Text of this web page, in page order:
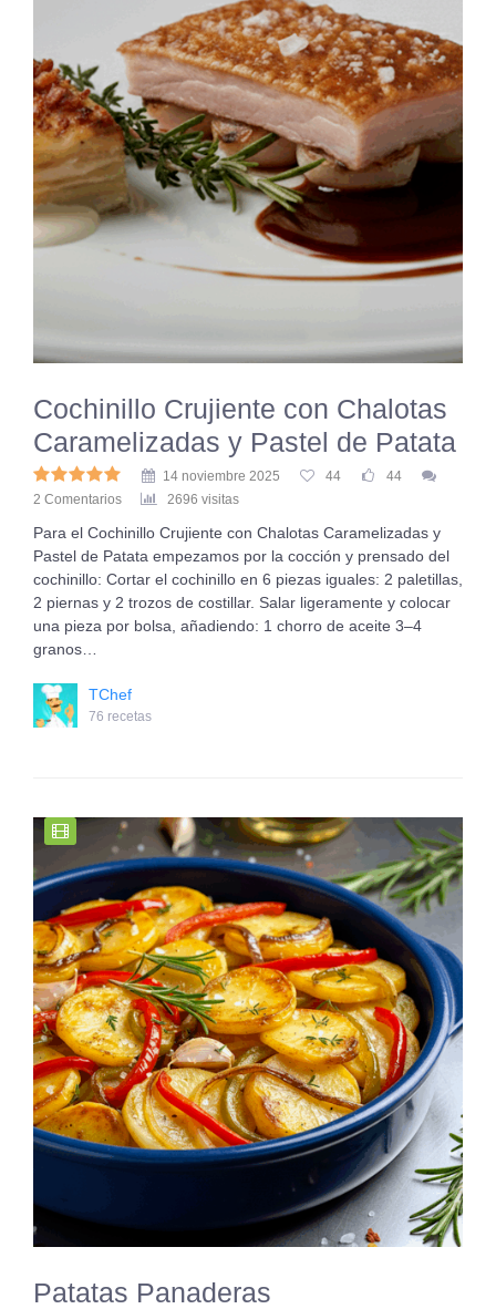
Cochinillo Crujiente con Chalotas
Caramelizadas y Pastel de Patata
14 noviembre 2025 44
44
2 Comentarios
2696 visitas
Para el Cochinillo Crujiente con Chalotas Caramelizadas y
Pastel de Patata empezamos por la cocción y prensado del
cochinillo: Cortar el cochinillo en 6 piezas iguales: 2 paletillas,
2 piernas y 2 trozos de costillar. Salar ligeramente y colocar
una pieza por bolsa, añadiendo: 1 chorro de aceite 3–4
granos…
TChef
76 recetas
Patatas Panaderas